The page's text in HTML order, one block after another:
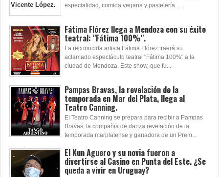
especialidad, comida vegana y pastelería ...
Fátima Flórez llega a Mendoza con su éxito
teatral: "Fátima 100%".
La reconocida artista Fátima Flórez traerá su
aclamado espectáculo teatral "Fátima 100%" a la
ciudad de Mendoza. Este show, que fu...
Pampas Bravas, la revelación de la
temporada en Mar del Plata, llega al
Teatro Canning.
El Teatro Canning se prepara para recibir a Pampas
Bravas, la compañía de danza revelación de la
temporada marplatense y ganadora de un Prem...
El Kun Aguero y su novia fueron a
divertirse al Casino en Punta del Este. ¿Se
queda a vivir en Uruguay?